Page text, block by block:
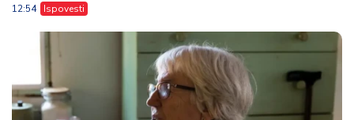
12:54 Ispovesti